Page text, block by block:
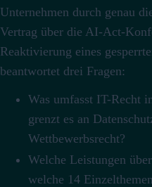
Unternehmen durch genau
Vertrag über die AI-Act-
Reaktivierung eines
beantwortet drei Fragen:
Was umfasst IT-Recht
grenzt es an
Wettbewerbsrecht?
Welche Leistungen
welche 14